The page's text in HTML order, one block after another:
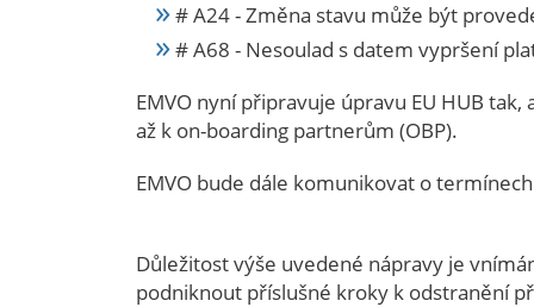
# A24 - Změna stavu může být
# A68 - Nesoulad s datem vypršení
EMVO nyní připravuje úpravu EU HUB
až k on-boarding partnerům (OBP).
EMVO bude dále komunikovat o
Důležitost výše uvedené nápravy je
podniknout příslušné kroky k odstranění